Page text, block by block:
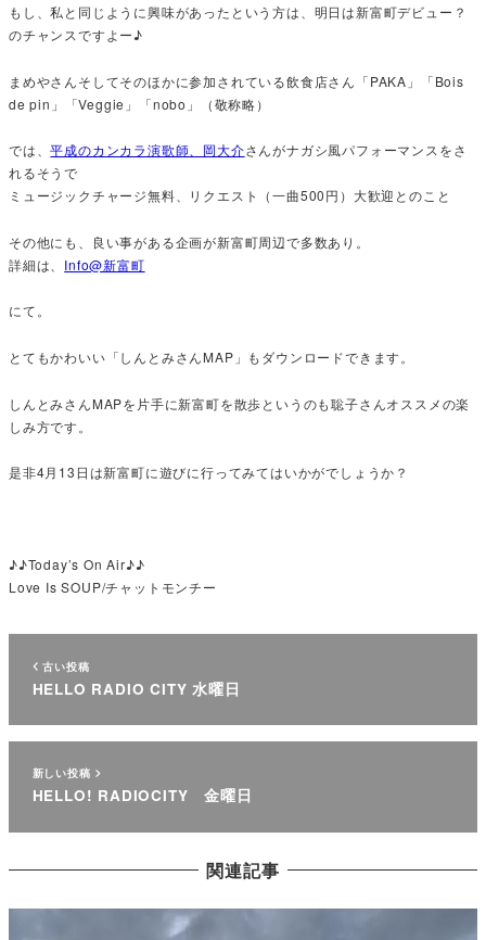
もし、私と同じように興味があったという方は、明日は新富町デビュー？
のチャンスですよー♪
まめやさんそしてそのほかに参加されている飲食店さん「PAKA」「Bois
de pin」「Veggie」「nobo」（敬称略）
では、平成のカンカラ演歌師、岡大介さんがナガシ風パフォーマンスをさ
れるそうで
ミュージックチャージ無料、リクエスト（一曲500円）大歓迎とのこと
その他にも、良い事がある企画が新富町周辺で多数あり。
詳細は、 Info@新富町
にて。
とてもかわいい「しんとみさんMAP」もダウンロードできます。
しんとみさんMAPを片手に新富町を散歩というのも聡子さんオススメの楽
しみ方です。
是非4月13日は新富町に遊びに行ってみてはいかがでしょうか？
♪♪Today’s On Air♪♪
Love Is SOUP/チャットモンチー
古い投稿
HELLO RADIO CITY 水曜日
新しい投稿
HELLO! RADIOCITY 金曜日
関連記事